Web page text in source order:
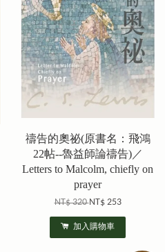
禱告的奧祕(原書名：飛鴻
22帖--魯益師論禱告)／
Letters to Malcolm, chiefly on
prayer
NT$ 320NT$ 253
加入購物車